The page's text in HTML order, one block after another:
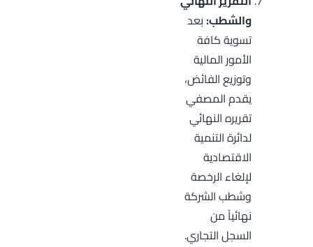
والشطب:بعد
تسوية كافة
الأمور المالية
وتوزيع الفائض،
يقدم المصفي
تقريره النهائي
لدائرة التنمية
الاقتصادية
لإلغاء الرخصة
وشطب الشركة
نهائياً من
السجل التجاري.